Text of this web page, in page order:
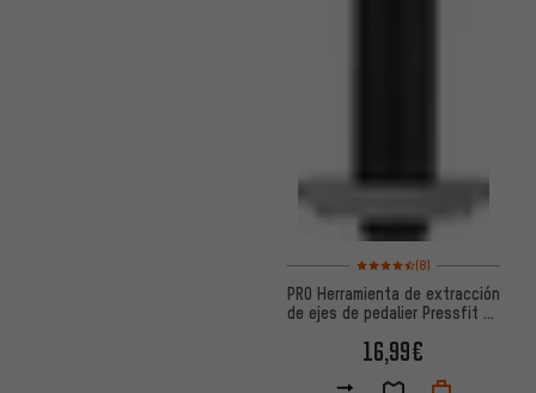
Valoración media: 4,5 de 5
(8)
PRO Herramienta de extracción
de ejes de pedalier Pressfit de
16,99€